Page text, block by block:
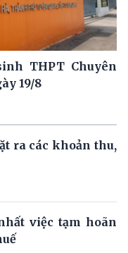
THPT Chuyên
19/8
ra các khoản thu,
việc tạm hoãn